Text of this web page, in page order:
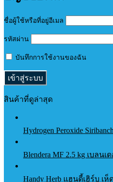
ชื่อผู้ใช้หรือที่อยู่อีเมล
รหัสผ่าน
บันทึกการใช้งานของฉัน
สินค้าที่ดูล่าสุด
Hydrogen Peroxide
Blendera MF 2.5 kg เบล
Handy Herb แฮนดี้เฮิร์บ เ